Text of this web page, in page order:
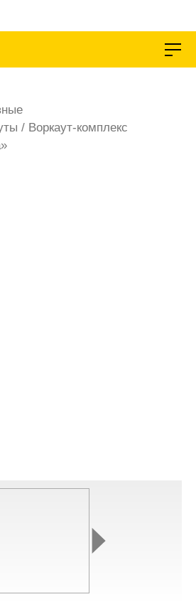
/ Воркаут-комплекс